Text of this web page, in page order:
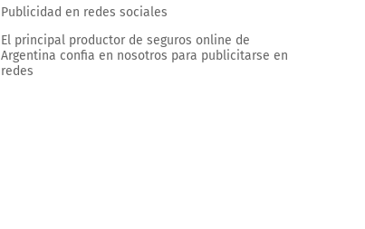
Publicidad en redes sociales
El principal productor de seguros online de
Argentina confia en nosotros para publicitarse en
redes